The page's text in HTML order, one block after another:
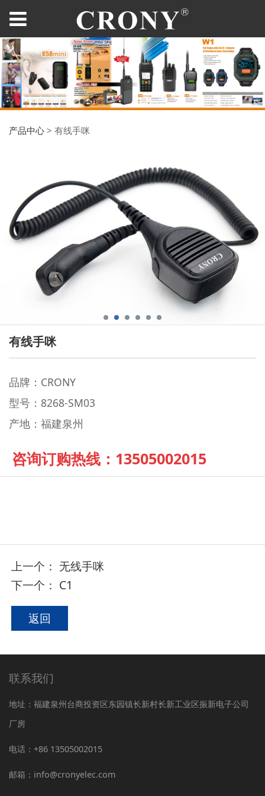
产品中心 >有线手咪
有线手咪
品牌：CRONY
型号：8268-SM03
产地：福建泉州
咨询订购热线：13505002015
上一个： 无线手咪
下一个： C1
返回
联系我们
地址：福建泉州台商投资区东园镇长新村长新工业区振新电子公司
厂房
电话：+86 13505002015
邮箱：info@cronyelec.com